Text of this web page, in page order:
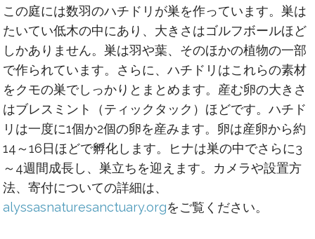
この庭には数羽のハチドリが巣を作っています。巣は
たいてい低木の中にあり、大きさはゴルフボールほど
しかありません。巣は羽や葉、そのほかの植物の一部
で作られています。さらに、ハチドリはこれらの素材
をクモの巣でしっかりとまとめます。産む卵の大きさ
はブレスミント（ティックタック）ほどです。ハチド
リは一度に1個か2個の卵を産みます。卵は産卵から約
14～16日ほどで孵化します。ヒナは巣の中でさらに3
～4週間成長し、巣立ちを迎えます。カメラや設置方
法、寄付についての詳細は、
alyssasnaturesanctuary.orgをご覧ください。